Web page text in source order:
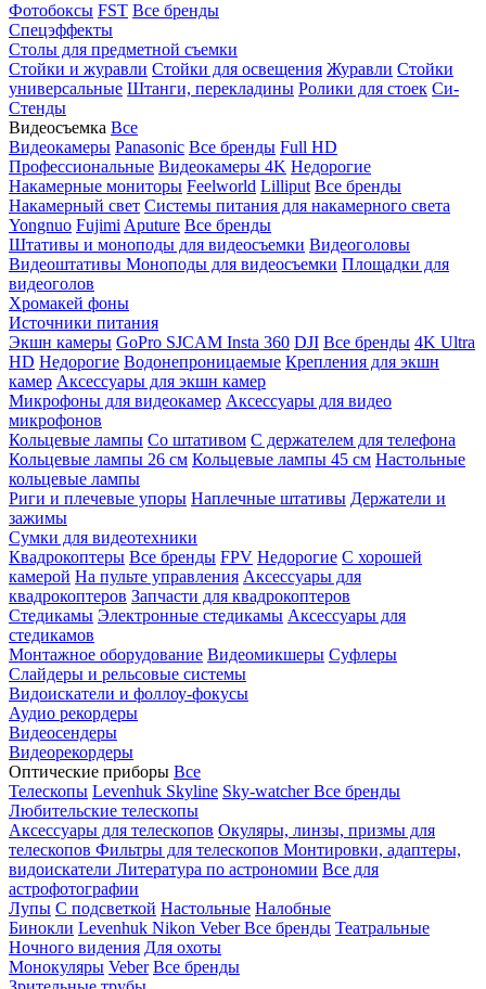
Фотобоксы FST Все бренды
Спецэффекты
Столы для предметной съемки
Стойки и журавли Стойки для освещения Журавли Стойки
универсальные Штанги, перекладины Ролики для стоек Си-
Стенды
Видеосъемка Все
Видеокамеры Panasonic Все бренды Full HD
Профессиональные Видеокамеры 4K Недорогие
Накамерные мониторы Feelworld Lilliput Все бренды
Накамерный свет Системы питания для накамерного света
Yongnuo Fujimi Aputure Все бренды
Штативы и моноподы для видеосъемки Видеоголовы
Видеоштативы Моноподы для видеосъемки Площадки для
видеоголов
Хромакей фоны
Источники питания
Экшн камеры GoPro SJCAM Insta 360 DJI Все бренды 4K Ultra
HD Недорогие Водонепроницаемые Крепления для экшн
камер Аксессуары для экшн камер
Микрофоны для видеокамер Аксессуары для видео
микрофонов
Кольцевые лампы Со штативом C держателем для телефона
Кольцевые лампы 26 см Кольцевые лампы 45 см Настольные
кольцевые лампы
Риги и плечевые упоры Наплечные штативы Держатели и
зажимы
Сумки для видеотехники
Квадрокоптеры Все бренды FPV Недорогие С хорошей
камерой На пульте управления Аксессуары для
квадрокоптеров Запчасти для квадрокоптеров
Стедикамы Электронные стедикамы Аксессуары для
стедикамов
Монтажное оборудование Видеомикшеры Суфлеры
Слайдеры и рельсовые системы
Видоискатели и фоллоу-фокусы
Аудио рекордеры
Видеосендеры
Видеорекордеры
Оптические приборы Все
Телескопы Levenhuk Skyline Sky-watcherВсе бренды
Любительские телескопы
Аксессуары для телескопов Окуляры, линзы, призмы для
телескопов Фильтры для телескопов Монтировки, адаптеры,
видоискатели Литература по астрономии Все для
астрофотографии
Лупы С подсветкой Настольные Налобные
Бинокли Levenhuk Nikon VeberВсе бренды Театральные
Ночного видения Для охоты
Монокуляры Veber Все бренды